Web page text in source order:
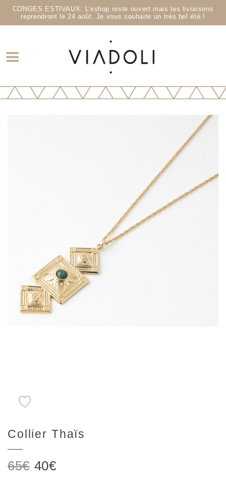
CONGES ESTIVAUX: L'eshop reste ouvert mais les livraisons
reprendront le 24 août. Je vous souhaite un très bel été !
Collier Thaïs
65€ Le
40€Le